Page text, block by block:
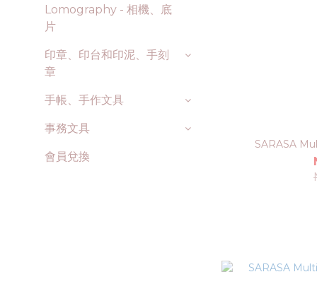
Lomography - 相機、底
片
印章、印台和印泥、手刻
章
手帳、手作文具
事務文具
會員兌換
SARASA